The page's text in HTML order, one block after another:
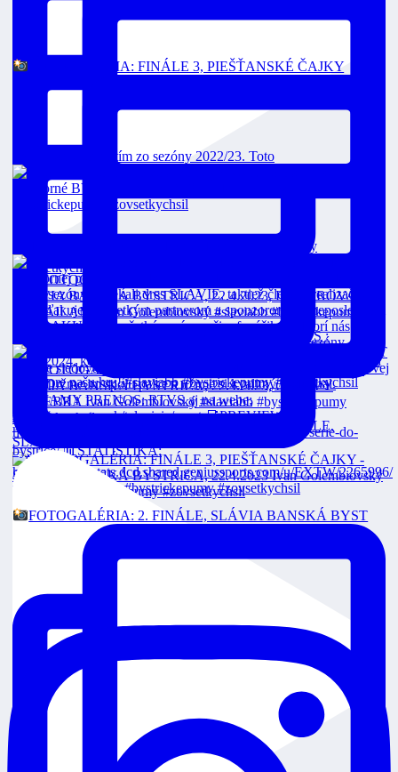
FOTOGALÉRIA: FINÁLE 3, PIEŠŤANSKÉ ČAJKY
Toto je strieborný tím zo sezóny 2022/23. Toto
FINÁLE 3 Dnes o 18:00 v priamom prenose na RTVS :
VEOLIA POZÁPASOVÉ ROZHOVORY: 2. FINÁLE,
SLÁVIA
FOTOGALÉRIA: 2. FINÁLE, SLÁVIA BANSKÁ BYST